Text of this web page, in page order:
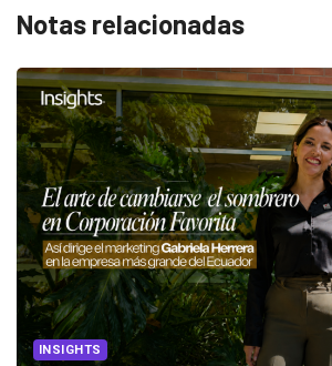
Notas relacionadas
INSIGHTS